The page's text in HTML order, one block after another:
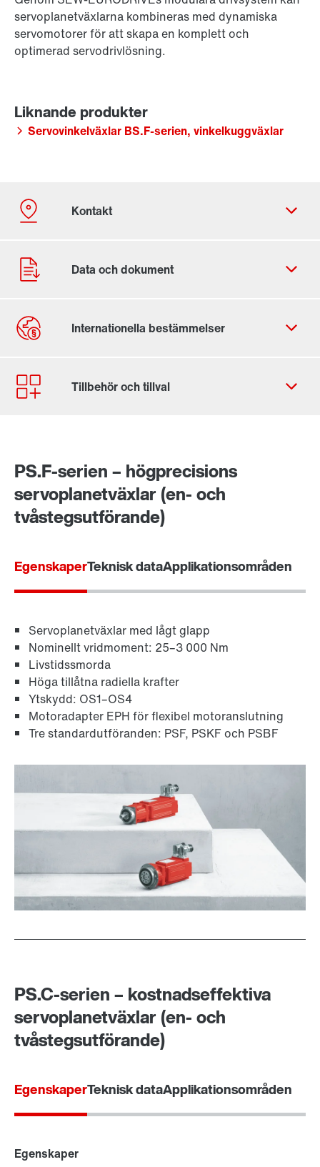
servoplanetväxlarna kombineras med dynamiska
servomotorer för att skapa en komplett och
optimerad servodrivlösning.
Servovinkelväxlar BS.F-serien, vinkelkuggväxlar
Kontaktformulär
SEW-EURODRIVE Globalt
Yt- och korrosionsskydd
PS.F-serien – högprecisions
servoplanetväxlar (en- och
tvåstegsutförande)
EgenskaperTeknisk dataApplikationsområden
Servoplanetväxlar med lågt glapp
Nominellt vridmoment: 25–3 000 Nm
Livstidssmorda
Höga tillåtna radiella krafter
Ytskydd: OS1–OS4
Motoradapter EPH för flexibel motoranslutning
Tre standardutföranden: PSF, PSKF och PSBF
PS.C-serien – kostnadseffektiva
servoplanetväxlar (en- och
tvåstegsutförande)
EgenskaperTeknisk dataApplikationsområden
Egenskaper